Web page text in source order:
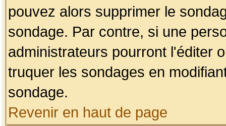
pouvez alors supprimer le
sondage. Par contre, si une
administrateurs pourront l'éditer
truquer les sondages en
sondage.
Revenir en haut de page